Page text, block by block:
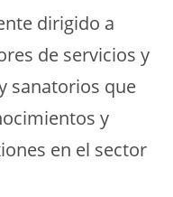
dirigido a
de servicios y
sanatorios que
y
en el sector